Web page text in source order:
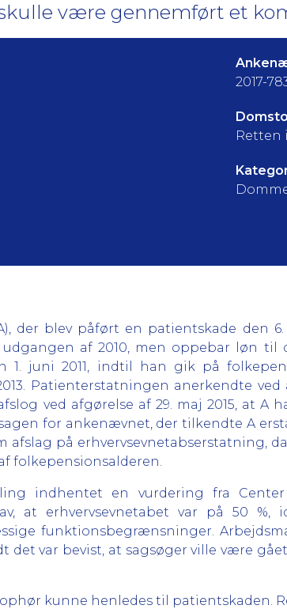
være gennemført et
2017-
Retten
der blev påført en patientskade den
af 2010, men oppebar løn til
juni 2011, indtil han gik på
Patienterstatningen anerkendte
ved afgørelse af 29. maj 2015, at A
for ankenævnet, der tilkendte A
afslag på erhvervsevnetabserstatning,
folkepensionsalderen.
indhentet en vurdering fra
at erhvervsevnetabet var på 50
funktionsbegrænsninger.
var bevist, at sagsøger ville være
kunne henledes til patientskaden.